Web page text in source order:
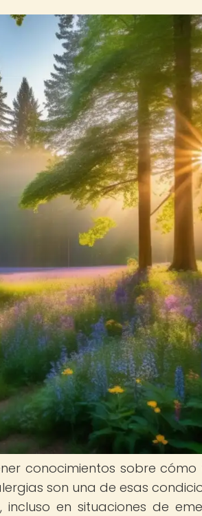
conocimientos sobre
son una de esas
en situaciones de